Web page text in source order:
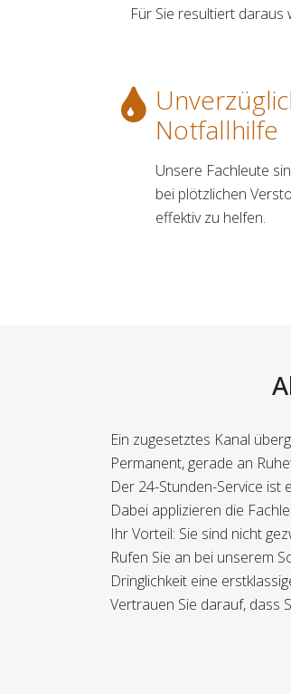
Für Sie resultiert
Notfallhilfe
Unsere Fachleute
bei plötzlichen
effektiv zu helfen.
Ein zugesetztes Kanal
Permanent, gerade an
Der 24-Stunden-Service
Dabei applizieren die
Ihr Vorteil: Sie sind nicht
Rufen Sie an bei unserem
Dringlichkeit eine
Vertrauen Sie darauf, dass